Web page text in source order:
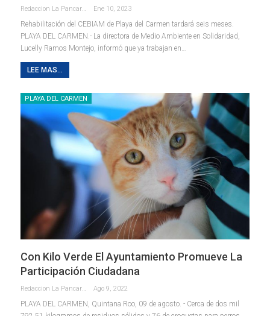
Ene 10, 2023
Rehabilitación del CEBIAM de Playa del Carmen tardará seis meses.
PLAYA DEL CARMEN.- La directora de Medio Ambiente en Solidaridad,
Lucelly Ramos Montejo, informó que ya trabajan en
LEE MAS...
PLAYA DEL CARMEN
Con Kilo Verde El Ayuntamiento Promueve La
Participación Ciudadana
Redaccion La Pancarta De Quintana Roo Ago 9, 2022
PLAYA DEL CARMEN, Quintana Roo, 09 de agosto. - Cerca de dos mil